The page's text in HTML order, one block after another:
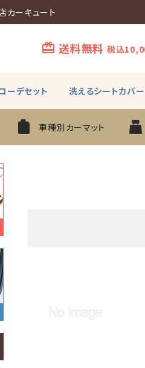
カーキュート
card_giftcard 送料無料 税込
ーデセット 洗えるシートカバー
車種別カーマット